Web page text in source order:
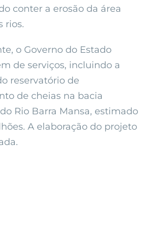
conter a erosão da área
rios.
o Governo do Estado
de serviços, incluindo a
reservatório de
de cheias na bacia
Rio Barra Mansa, estimado
A elaboração do projeto